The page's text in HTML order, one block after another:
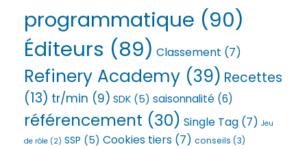
programmatique (90)
Éditeurs (89) Classement (7)
Refinery Academy (39) Recettes
(13) tr/min (9) SDK (5) saisonnalité (6)
référencement (30) Single Tag (7) Jeu
de rôle (2) SSP (5) Cookies tiers (7) conseils (3)